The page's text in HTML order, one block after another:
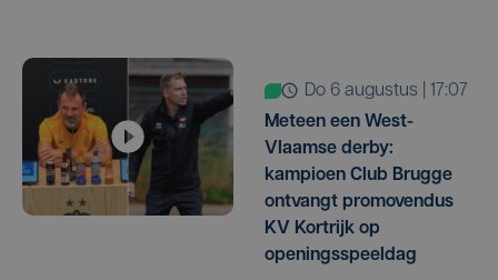
do 6 augustus | 17:07
Meteen een West-
Vlaamse derby:
kampioen Club Brugge
ontvangt promovendus
KV Kortrijk op
openingsspeeldag